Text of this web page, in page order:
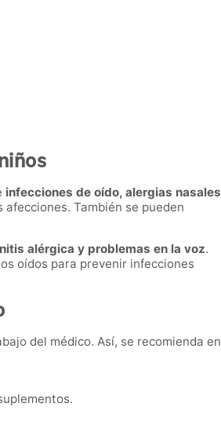
infecciones de oído, alergias nasales
También se pueden
alérgica y problemas en la voz.
oídos para prevenir infecciones
del médico. Así, se recomienda en